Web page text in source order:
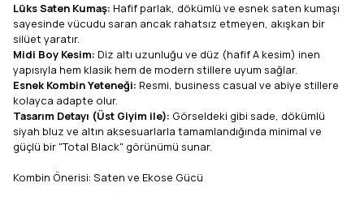
Lüks Saten Kumaş: Hafif parlak, dökümlü ve esnek saten kumaşı
sayesinde vücudu saran ancak rahatsız etmeyen, akışkan bir
silüet yaratır.
Midi Boy Kesim: Diz altı uzunluğu ve düz (hafif A kesim) inen
yapısıyla hem klasik hem de modern stillere uyum sağlar.
Esnek Kombin Yeteneği: Resmi, business casual ve abiye stillere
kolayca adapte olur.
Tasarım Detayı (Üst Giyim ile): Görseldeki gibi sade, dökümlü
siyah bluz ve altın aksesuarlarla tamamlandığında minimal ve
güçlü bir "Total Black" görünümü sunar.
Kombin Önerisi: Saten ve Ekose Gücü